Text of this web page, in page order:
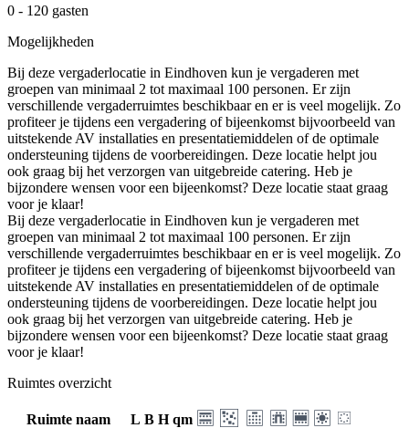
0 - 120 gasten
Mogelijkheden
Bij deze vergaderlocatie in Eindhoven kun je vergaderen met
groepen van minimaal 2 tot maximaal 100 personen. Er zijn
verschillende vergaderruimtes beschikbaar en er is veel mogelijk. Zo
profiteer je tijdens een vergadering of bijeenkomst bijvoorbeeld van
uitstekende AV installaties en presentatiemiddelen of de optimale
ondersteuning tijdens de voorbereidingen. Deze locatie helpt jou
ook graag bij het verzorgen van uitgebreide catering. Heb je
bijzondere wensen voor een bijeenkomst? Deze locatie staat graag
voor je klaar!
Bij deze vergaderlocatie in Eindhoven kun je vergaderen met
groepen van minimaal 2 tot maximaal 100 personen. Er zijn
verschillende vergaderruimtes beschikbaar en er is veel mogelijk. Zo
profiteer je tijdens een vergadering of bijeenkomst bijvoorbeeld van
uitstekende AV installaties en presentatiemiddelen of de optimale
ondersteuning tijdens de voorbereidingen. Deze locatie helpt jou
ook graag bij het verzorgen van uitgebreide catering. Heb je
bijzondere wensen voor een bijeenkomst? Deze locatie staat graag
voor je klaar!
Ruimtes overzicht
Ruimte naam L B H qm